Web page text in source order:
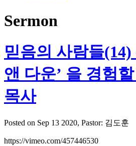
Sermon
믿음의 사람들(14)
앤 다운’ 을 경험
목사
Posted on Sep 13 2020, Pastor: 김도훈
https://vimeo.com/457446530